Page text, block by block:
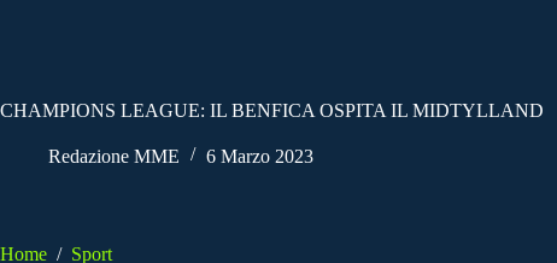
CHAMPIONS LEAGUE: IL BENFICA OSPITA IL MIDTYLLAND
Redazione MME 6 Marzo 2023
Home / Sport